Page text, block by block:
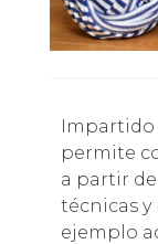
Impartido por Rocío Peters, este taller
permite
a partir
técnicas
ejemplo